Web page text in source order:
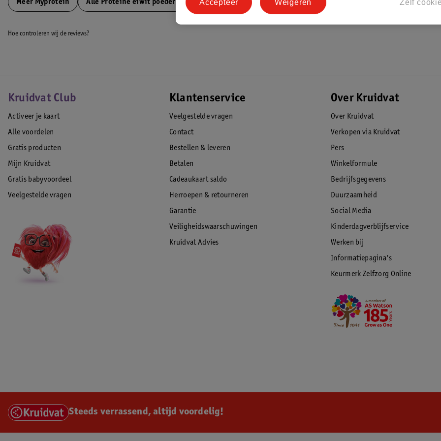
Meer Myprotein Alle Proteine eiwit poeders
Hoe controleren wij de reviews?
Kruidvat Club
Activeer je kaart
Alle voordelen
Gratis producten
Mijn Kruidvat
Gratis babyvoordeel
Veelgestelde vragen
Klantenservice
Veelgestelde vragen
Contact
Bestellen & leveren
Betalen
Cadeaukaart saldo
Herroepen & retourneren
Garantie
Veiligheidswaarschuwingen
Kruidvat Advies
Over Kruidvat
Over Kruidvat
Verkopen via Kruidvat
Pers
Winkelformule
Bedrijfsgegevens
Duurzaamheid
Social Media
Kinderdagverblijfservice
Werken bij
Informatiepagina's
Keurmerk Zelfzorg Online
Steeds verrassend, altijd voordelig!
Zelf
Weigeren
Accepteer